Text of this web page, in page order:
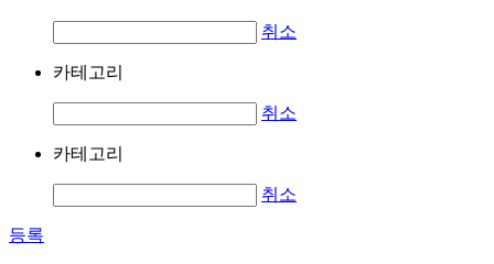
취소
카테고리
취소
카테고리
취소
등록